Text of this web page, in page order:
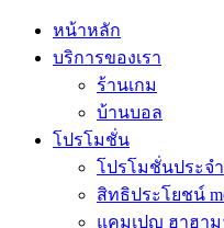
หน้าหลัก
บริการของเรา
ร้านเกม
บ้านบอล
โปรโมชั่น
โปรโมชั่นประจ
สิทธิประโยชน์
แคมเปญ ฮาฮาม